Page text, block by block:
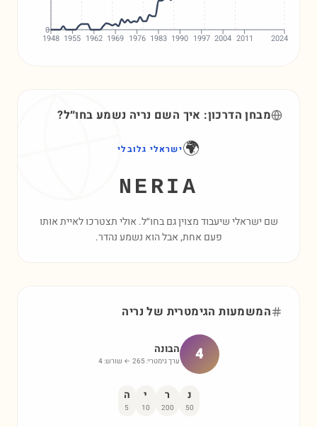
1948 1955 1962 1969 1976 1983 1990 1997 2004 2011 2024
0
מבחן הדרכון: איך השם נריה נשמע בחו״ל?
🌍ישראלי גלובלי
NERIA
שם ישראלי שיעבוד מצוין גם בחו״ל. אולי תצטרכו לאיית אותו
פעם אחת, אבל הוא נשמע נהדר.
המשמעות הגימטרית של נריה
4 הבונה
ערך גימטרי: 265 ← שורש: 4
נ
50
ר
200
י
10
ה
5